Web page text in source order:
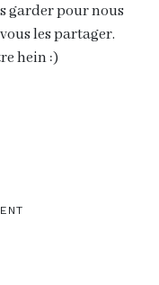
garder pour nous
les partager.
hein :)